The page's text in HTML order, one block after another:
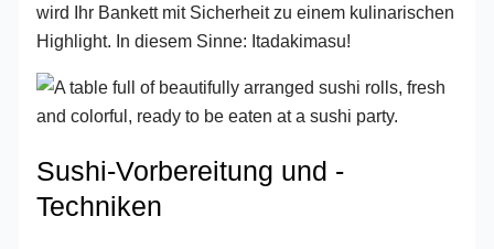
wird Ihr Bankett mit Sicherheit zu einem kulinarischen
Highlight. In diesem Sinne: Itadakimasu!
Sushi-Vorbereitung und -
Techniken